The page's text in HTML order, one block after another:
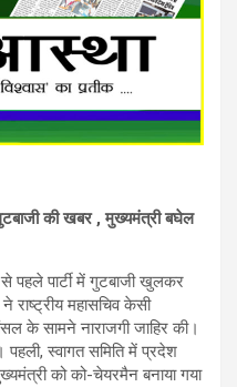
की खबर , मुख्यमंत्री बघेल
पहले पार्टी में गुटबाजी खुलकर
महासचिव केसी
के सामने नाराजगी जाहिर की।
पहली, स्वागत समिति में प्रदेश
को को-चेयरमैन बनाया गया